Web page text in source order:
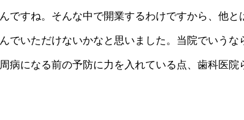
すね。そんな中で開業するわけですから、他と
でいただけないかなと思いました。当院でいうな
病になる前の予防に力を入れている点、歯科医院